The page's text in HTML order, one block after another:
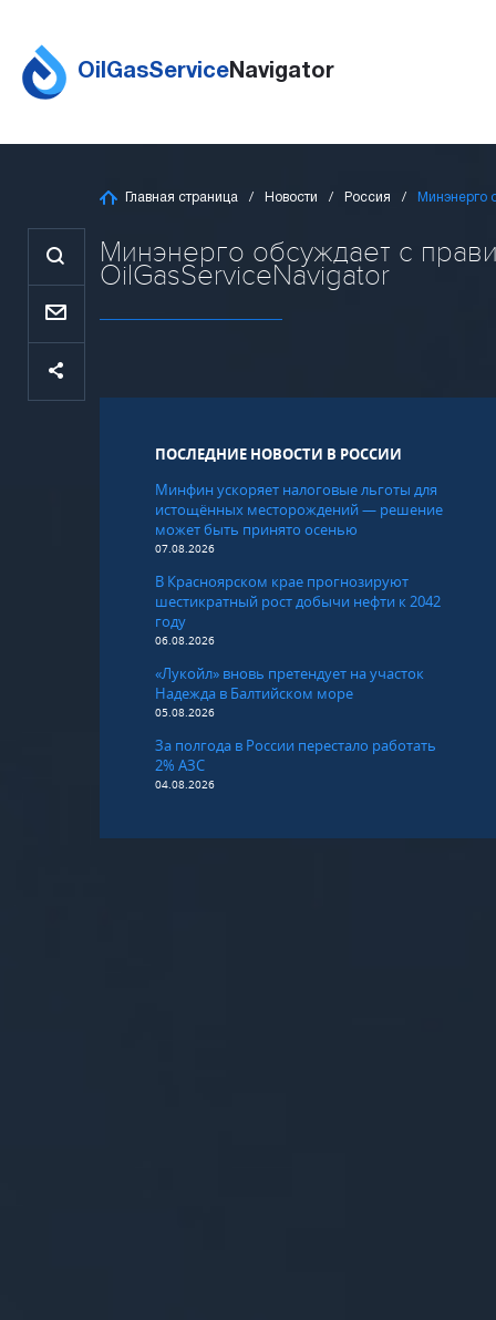
OilGasServiceNavigator
Главная страница Новости Россия Минэнерго
Минэнерго обсуждает с
OilGasServiceNavigator
ПОСЛЕДНИЕ НОВОСТИ В РОССИИ
Минфин ускоряет налоговые льготы для
истощённых месторождений — решение
может быть принято осенью
07.08.2026
В Красноярском крае прогнозируют
шестикратный рост добычи нефти к 2042
году
06.08.2026
«Лукойл» вновь претендует на участок
Надежда в Балтийском море
05.08.2026
За полгода в России перестало работать
2% АЗС
04.08.2026